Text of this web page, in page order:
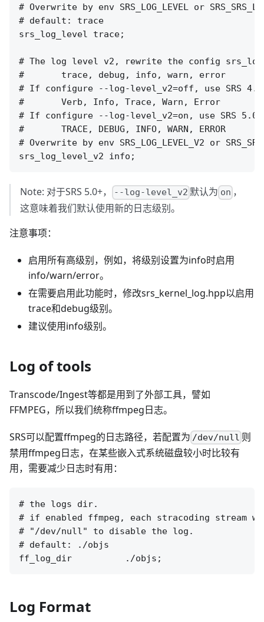
# Overwrite by env SRS_LOG_LEVEL or
# default: trace
srs_log_level trace;
# The log level v2, rewrite the config
#       trace, debug, info, warn, error
# If configure --log-level_v2=off, use SRS
#       Verb, Info, Trace, Warn, Error
# If configure --log-level_v2=on, use SRS
#       TRACE, DEBUG, INFO, WARN, ERROR
# Overwrite by env SRS_LOG_LEVEL_V2 or
Note: 对于SRS 5.0+， --log-level_v2 默认为 on ，
这意味着我们默认使用新的日志级别。
注意事项：
启用所有高级别，例如，将级别设置为info时启用
info/warn/error。
在需要启用此功能时，修改srs_kernel_log.hpp以启用
trace和debug级别。
建议使用info级别。
Log of tools
Transcode/Ingest等都是用到了外部工具，譬如
FFMPEG，所以我们统称ffmpeg日志。
SRS可以配置ffmpeg的日志路径，若配置为 /dev/null 则
禁用ffmpeg日志，在某些嵌入式系统磁盘较小时比较有
用，需要减少日志时有用：
# the logs dir.
# if enabled ffmpeg, each stracoding
# "/dev/null" to disable the log.
# default: ./objs
Log Format